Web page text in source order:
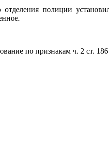
отделения полиции
по признакам ч. 2 ст.